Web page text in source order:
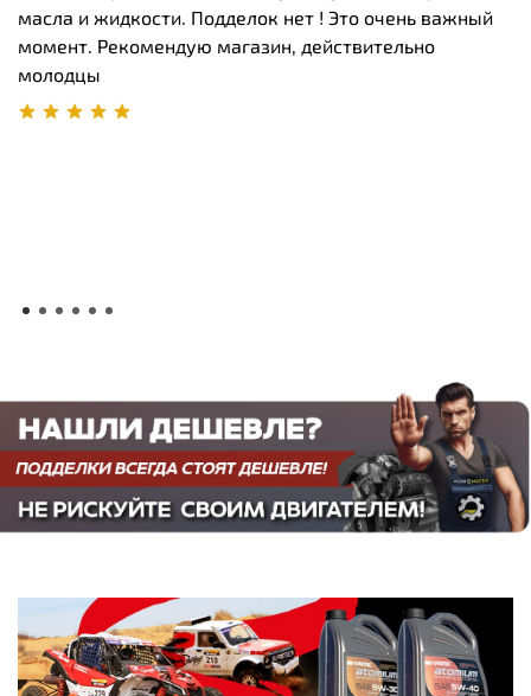
масла и жидкости. Подделок нет ! Это очень важный
момент. Рекомендую магазин, действительно
молодцы